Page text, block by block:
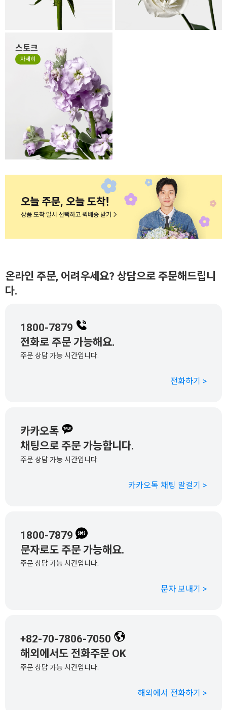
사랑해 주세요.
스토크
자세히
계절꽃 소재로 잘 사용하는 스
토크는 얇고 작은 잎들이 줄줄
이 달려 있는 꽃으로 이러한 특
성 때문에 꽃의 형태가 일정하
지 않고, 말려져 있거나 쭈글거
리며 자유로운 형태가 있는 꽃
입니다. 스토크는 말라서 시들
거나 지저분한 꽃이 아니니 오
해하지 말아주세요.
온라인 주문, 어려우세요? 상담으로 주문해드립니
다.
1800-7879
전화로 주문 가능해요.
주문 상담 가능 시간입니다.
전화하기 >
카카오톡
채팅으로 주문 가능합니다.
주문 상담 가능 시간입니다.
카카오톡 채팅 말걸기 >
1800-7879
문자로도 주문 가능해요.
주문 상담 가능 시간입니다.
문자 보내기 >
+82-70-7806-7050
해외에서도 전화주문 OK
주문 상담 가능 시간입니다.
해외에서 전화하기 >